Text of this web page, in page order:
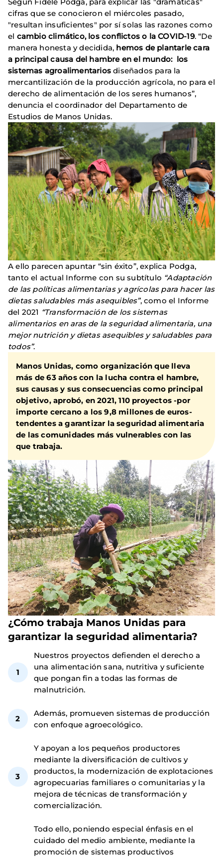
cifras que se conocieron el miércoles pasado,
"resultan insuficientes" por sí solas las razones como
el cambio climático, los conflictos o la COVID-19. “De
manera honesta y decidida, hemos de plantarle cara
a principal causa del hambre en el mundo: los
sistemas agroalimentariosdiseñados para la
mercantilización de la producción agrícola, no para el
derecho de alimentación de los seres humanos”,
denuncia el coordinador del Departamento de
Estudios de Manos Unidas.
A ello parecen apuntar “sin éxito”, explica Podga,
tanto el actual Informe con su subtítulo “Adaptación
de las políticas alimentarias y agrícolas para hacer las
dietas saludables más asequibles”, como el Informe
del 2021 “Transformación de los sistemas
alimentarios en aras de la seguridad alimentaria, una
mejor nutrición y dietas asequibles y saludables para
todos”.
Manos Unidas, como organización que lleva
más de 63 años con la lucha contra el hambre,
sus causas y sus consecuencias como principal
objetivo, aprobó, en 2021, 110 proyectos -por
importe cercano a los 9,8 millones de euros-
tendentes a garantizar la seguridad alimentaria
de las comunidades más vulnerables con las
que trabaja.
¿Cómo trabaja Manos Unidas para
garantizar la seguridad alimentaria?
Nuestros proyectos defienden el derecho a
una alimentación sana, nutritiva y suficiente
que pongan fin a todas las formas de
malnutrición.
Además, promueven sistemas de producción
con enfoque agroecológico.
Y apoyan a los pequeños productores
mediante la diversificación de cultivos y
productos, la modernización de explotaciones
agropecuarias familiares o comunitarias y la
mejora de técnicas de transformación y
comercialización.
Todo ello, poniendo especial énfasis en el
cuidado del medio ambiente, mediante la
promoción de sistemas productivos